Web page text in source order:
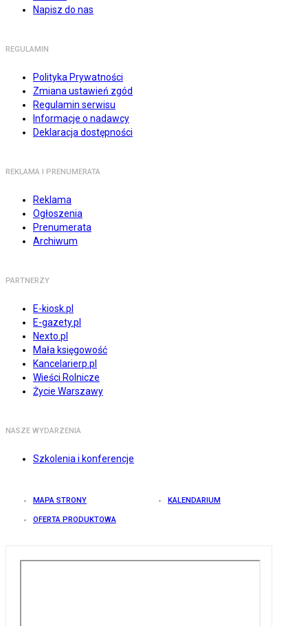
Napisz do nas
REGULAMIN
Polityka Prywatności
Zmiana ustawień zgód
Regulamin serwisu
Informacje o nadawcy
Deklaracja dostępności
REKLAMA I PRENUMERATA
Reklama
Ogłoszenia
Prenumerata
Archiwum
PARTNERZY
E-kiosk.pl
E-gazety.pl
Nexto.pl
Mała księgowość
Kancelarierp.pl
Wieści Rolnicze
Życie Warszawy
NASZE WYDARZENIA
Szkolenia i konferencje
MAPA STRONY KALENDARIUM
OFERTA PRODUKTOWA